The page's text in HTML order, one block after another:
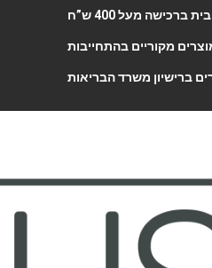
מעל 400 ש”ח
מקוריים בהתחייבות
ברישיון משרד הבריאות